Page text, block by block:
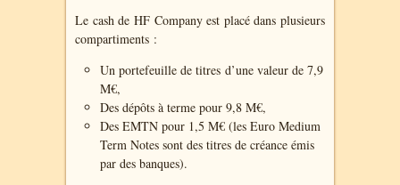
Le cash de HF Company est placé dans plusieurs
compartiments :
Un portefeuille de titres d’une valeur de 7,9
M€,
Des dépôts à terme pour 9,8 M€,
Des EMTN pour 1,5 M€ (les Euro Medium
Term Notes sont des titres de créance émis
par des banques).